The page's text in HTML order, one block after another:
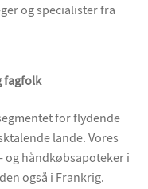
og specialister fra
fagfolk
for flydende
lande. Vores
håndkøbsapoteker i
også i Frankrig.